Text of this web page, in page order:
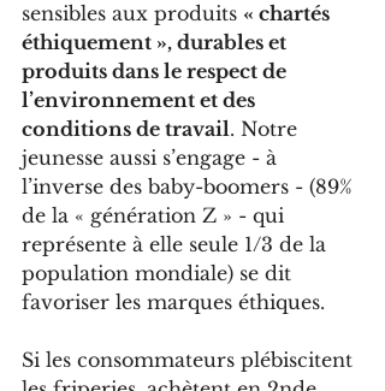
sensibles aux produits « chartés
éthiquement », durables et
produits dans le respect de
l’environnement et des
conditions de travail. Notre
jeunesse aussi s’engage - à
l’inverse des baby-boomers - (89%
de la « génération Z » - qui
représente à elle seule 1/3 de la
population mondiale) se dit
favoriser les marques éthiques.
Si les consommateurs plébiscitent